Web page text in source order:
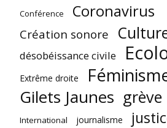
Conférence Coronavirus
Création sonore
désobéissance civile
Extrême droite
Gilets Jaunes grève
International journalisme